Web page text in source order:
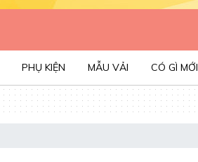
PHỤ KIỆN MẪU VẢI CÓ GÌ MỚI